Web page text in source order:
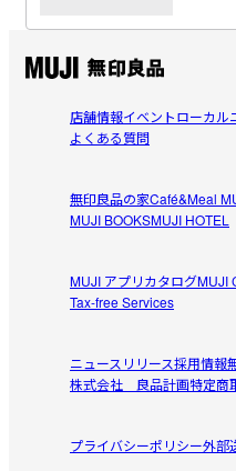
店舗情報イベントローカル
よくある質問
無印良品の家Café&Meal
MUJI BOOKSMUJI HOTEL
MUJI アプリカタログMUJI
Tax-free Services
ニュースリリース採用情報
株式会社 良品計画特定商
プライバシーポリシー外部